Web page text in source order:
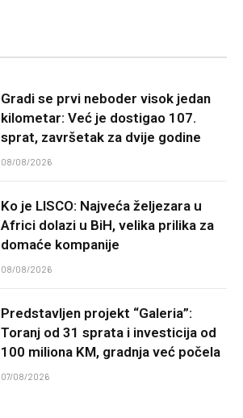
Gradi se prvi neboder visok jedan
kilometar: Već je dostigao 107.
sprat, završetak za dvije godine
08/08/2026
Ko je LISCO: Najveća željezara u
Africi dolazi u BiH, velika prilika za
domaće kompanije
08/08/2026
Predstavljen projekt “Galeria”:
Toranj od 31 sprata i investicija od
100 miliona KM, gradnja već počela
07/08/2026